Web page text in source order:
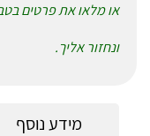
או מלאו את פרטים
ונחזור אליך.
מידע נוסף